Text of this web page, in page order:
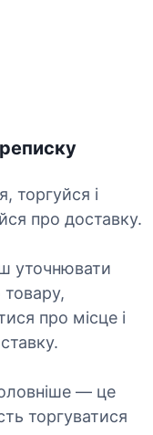
торгуйся і
про доставку.
уточнювати
товару,
про місце і
— це
торгуватися